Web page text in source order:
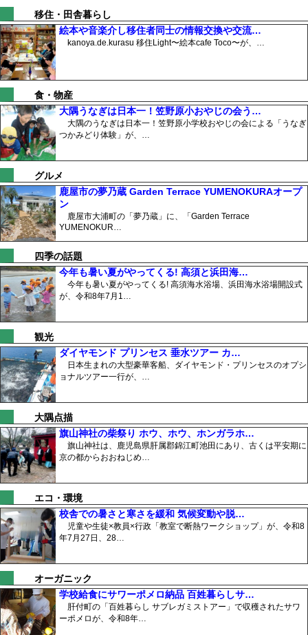
移住・田舎暮らし
絵本や音楽介し移住者同士の情報交換や交流…
kanoya.de.kurasu 移住Light〜絵本cafe Toco〜が、…
食・物産
大隅うなぎは日本一！笠野原小おやじの会う…
大隅のうなぎは日本一！笠野原小学校おやじの会による「うなぎ
つかみどり体験」が、…
グルメ
鹿屋市の夢乃蔵 Garden Terrace YUMENOKURAオープ
ン
鹿屋市大浦町の「夢乃蔵」に、「Garden Terrace
YUMENOKUR…
四季の話題
今年も暑い夏がやってくる! 高須と浜田海…
今年も暑い夏がやってくる! 高須海水浴場、浜田海水浴場開設式
が、令和8年7月1…
観光
ダイヤモンド プリンセス 垂水ツアー カ…
日本生まれの大型豪華客船、ダイヤモンド・プリンセスのオプシ
ョナルツアー一行が、…
大隅点描
旗山神社の柴祭り ホウ、ホウ、ホンガラホ…
旗山神社は、鹿児島県肝属郡錦江町池田にあり、古くは平安期に
京の都からおおねじめ…
エコ・環境
校舎での暑さと寒さを緩和 気候変動や脱…
児童や生徒×教員×行政「教室で断熱ワークショップ」が、令和8
年7月27日、28…
オーガニック
学校給食にサワーポメロ納品 百姓暮らしサ…
肝付町の「百姓暮らし サブレガミストアー」で収穫されたサワ
ーポメロが、令和8年…